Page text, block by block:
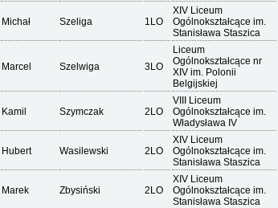
Michał Szeliga 1LO
XIV Liceum
Ogólnokształcące im.
Stanisława Staszica
Marcel Szelwiga 3LO
Liceum
Ogólnokształcące nr
XIV im. Polonii
Belgijskiej
Kamil Szymczak 2LO
VIII Liceum
Ogólnokształcące im.
Władysława IV
Hubert Wasilewski 2LO
XIV Liceum
Ogólnokształcące im.
Stanisława Staszica
Marek Zbysiński 2LO
XIV Liceum
Ogólnokształcące im.
Stanisława Staszica